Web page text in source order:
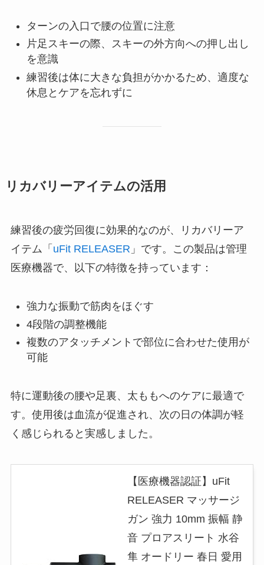
ターンの入口で腰の位置に注意
片足スキーの際、スキーの外方向への押し出し
を意識
練習後は体に大きな負担がかかるため、適度な
休息とケアを忘れずに
リカバリーアイテムの活用
練習後の疲労回復に効果的なのが、リカバリーア
イテム「 uFit RELEASER 」です。この製品は管理
医療機器で、以下の特徴を持っています：
強力な振動で筋肉をほぐす
4段階の調整機能
複数のアタッチメントで部位に合わせた使用が
可能
特に運動後の腰や足裏、太ももへのケアに最適で
す。使用後は血流が促進され、次の日の体調が軽
く感じられると実感しました。
【医療機器認証】uFit
RELEASER マッサージ
ガン 強力 10mm 振幅 静
音 プロアスリート 水谷
隼 オードリー 春日 愛用